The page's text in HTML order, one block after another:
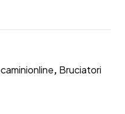
, Bruciatori